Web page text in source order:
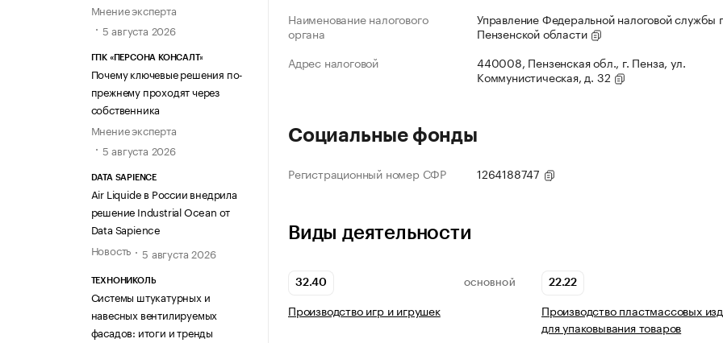
Мнение эксперта
5 августа 2026
ГПК «ПЕРСОНА КОНСАЛТ»
Почему ключевые решения по-
прежнему проходят через
собственника
Мнение эксперта
5 августа 2026
DATA SAPIENCE
Air Liquide в России внедрила
решение Industrial Ocean от
Data Sapience
Новость
5 августа 2026
ТЕХНОНИКОЛЬ
Системы штукатурных и
навесных вентилируемых
фасадов: итоги и тренды
Наименование налогового
органа
Управление Федеральной налоговой службы
Пензенской области
Адрес налоговой
440008, Пензенская обл., г. Пенза, ул.
Коммунистическая, д. 32
Социальные фонды
Регистрационный номер СФР 1264188747
Виды деятельности
32.40 ОСНОВНОЙ
Производство игр и игрушек
22.22
Производство пластмассовых
для упаковывания товаров